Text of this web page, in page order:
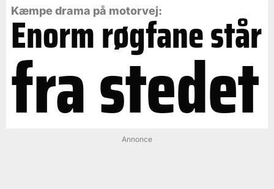
Kæmpe drama på motorvej:
Enorm røgfane står
fra stedet
Annonce